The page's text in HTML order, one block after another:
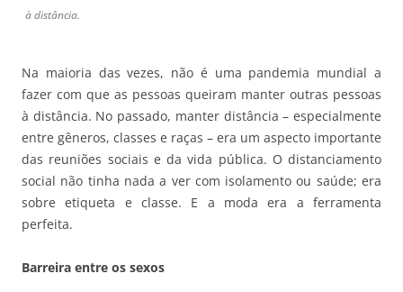
à distância.
Na maioria das vezes, não é uma pandemia mundial a
fazer com que as pessoas queiram manter outras pessoas
à distância. No passado, manter distância – especialmente
entre gêneros, classes e raças – era um aspecto importante
das reuniões sociais e da vida pública. O distanciamento
social não tinha nada a ver com isolamento ou saúde; era
sobre etiqueta e classe. E a moda era a ferramenta
perfeita.
Barreira entre os sexos